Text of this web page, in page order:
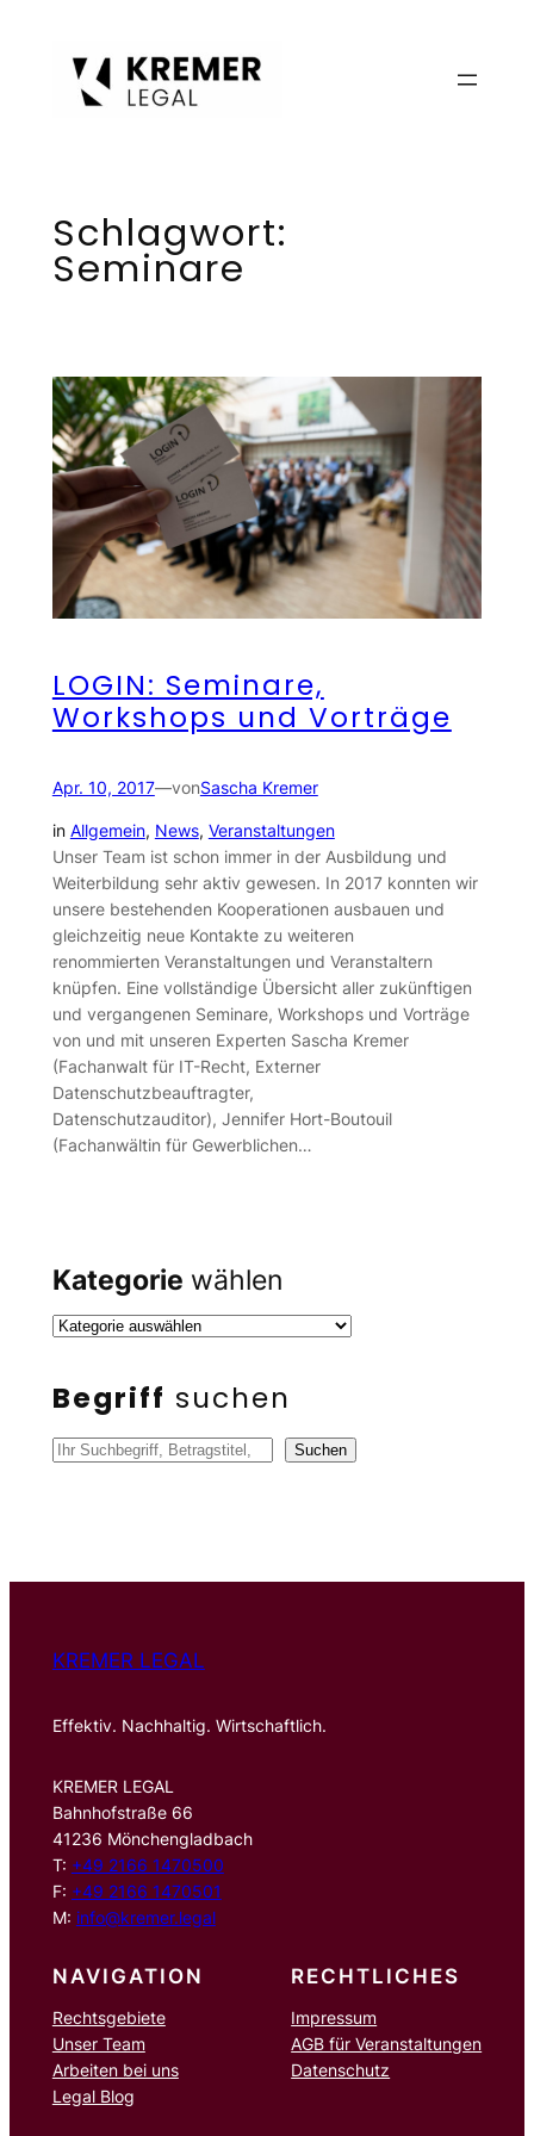
Schlagwort:
Seminare
LOGIN: Seminare,
Workshops und Vorträge
Apr. 10, 2017—vonSascha Kremer
in Allgemein, News, Veranstaltungen
Unser Team ist schon immer in der Ausbildung und
Weiterbildung sehr aktiv gewesen. In 2017 konnten wir
unsere bestehenden Kooperationen ausbauen und
gleichzeitig neue Kontakte zu weiteren
renommierten Veranstaltungen und Veranstaltern
knüpfen. Eine vollständige Übersicht aller zukünftigen
und vergangenen Seminare, Workshops und Vorträge
von und mit unseren Experten Sascha Kremer
(Fachanwalt für IT-Recht, Externer
Datenschutzbeauftragter,
Datenschutzauditor), Jennifer Hort-Boutouil
(Fachanwältin für Gewerblichen…
Kategorie wählen
Begriff suchen
S
n
Suchen
KREMER LEGAL
Effektiv. Nachhaltig. Wirtschaftlich.
KREMER LEGAL
Bahnhofstraße 66
41236 Mönchengladbach
T: +49 2166 1470500
F: +49 2166 1470501
M: info@kremer.legal
NAVIGATION
Rechtsgebiete
Unser Team
Arbeiten bei uns
Legal Blog
RECHTLICHES
Impressum
AGB für Veranstaltungen
Datenschutz